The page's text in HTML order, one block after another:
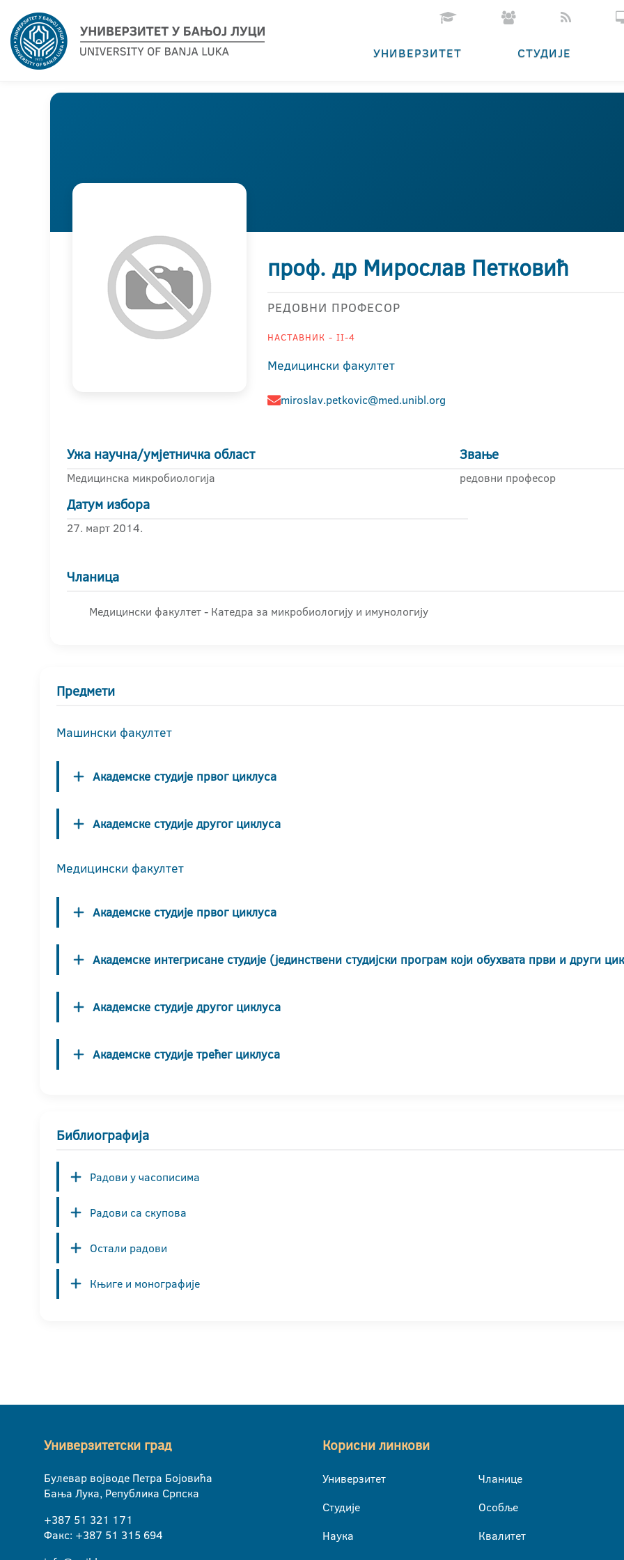
УНИВЕРЗИТЕТ СТУДИЈЕ
проф. др Мирослав Петковић
РЕДОВНИ ПРОФЕСОР
НАСТАВНИК - II-4
Медицински факултет
miroslav.petkovic@med.unibl.org
Ужа научна/умјетничка област
Медицинска микробиологија
Звање
редовни професор
Датум избора
27. март 2014.
Чланица
Медицински факултет - Катедра за микробиологију и имунологију
Предмети
Машински факултет
Академске студије првог циклуса
Академске студије другог циклуса
Медицински факултет
Академске студије првог циклуса
Академске интегрисане студије (јединствени студијски програм који обухвата први и други
Академске студије другог циклуса
Академске студије трећег циклуса
Библиографија
Радови у часописима
Радови са скупова
Остали радови
Књиге и монографије
Универзитетски град
Булевар војводе Петра Бојовића
Бања Лука, Република Српска
+387 51 321 171
Факс: +387 51 315 694
Корисни линкови
Универзитет
Студије
Наука
Чланице
Особље
Квалитет